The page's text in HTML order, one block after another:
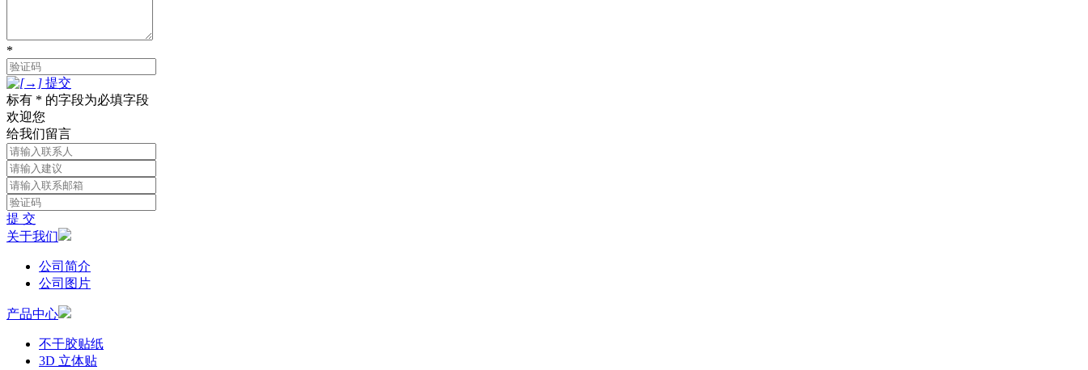
*
提交
标有 * 的字段为必填字段
欢迎您
给我们留言
提 交
关于我们
公司简介
公司图片
产品中心
不干胶贴纸
3D 立体贴